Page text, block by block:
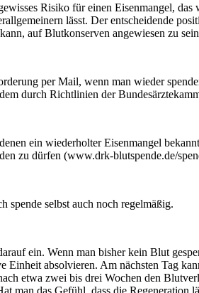
Risiko für einen Eisenmangel,
lässt. Der entscheidende
auf Blutkonserven angewiesen zu
per Mail, wenn man wieder
durch Richtlinien der
ein wiederholter Eisenmangel
zu dürfen (www.drk-blutspende.de/
spende selbst auch noch regelmäßig.
ein. Wenn man bisher kein Blut
Einheit absolvieren. Am nächsten Tag
etwa zwei bis drei Wochen den
das Gefühl, dass die Regeneration